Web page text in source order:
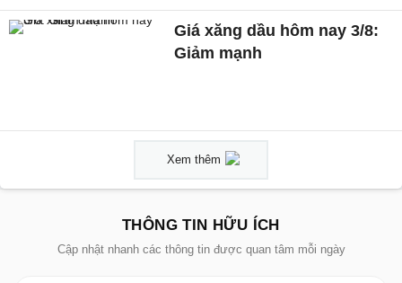
Giá xăng dầu hôm nay 3/8:
Giảm mạnh
Xem thêm
THÔNG TIN HỮU ÍCH
Cập nhật nhanh các thông tin được quan tâm mỗi ngày